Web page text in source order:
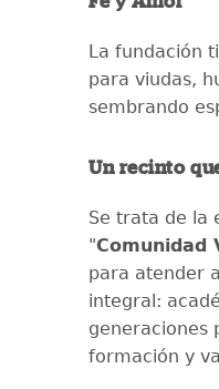
La fundación
para viudas,
sembrando
Un recinto
Se trata de la
"Comunidad
para atender
integral:
generaciones
formación y